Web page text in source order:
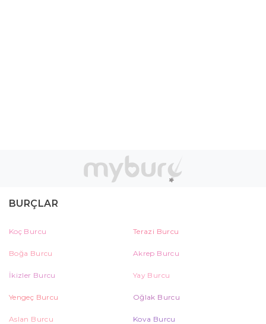
BURÇLAR
Koç Burcu Terazi Burcu
Boğa Burcu Akrep Burcu
İkizler Burcu Yay Burcu
Yengeç Burcu Oğlak Burcu
Aslan Burcu Kova Burcu